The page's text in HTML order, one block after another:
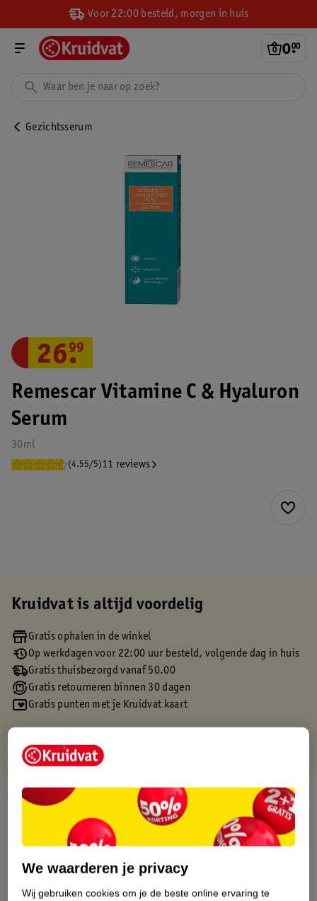
Voor 22:00 besteld, morgen in huis
0.
00
Gezichtsserum
Remescar Vitamine C & Hyaluron
Serum
30ml
(4.55/5)11 reviews
26.
99
Kruidvat is altijd voordelig
Gratis ophalen in de winkel
Op werkdagen voor 22:00 uur besteld, volgende dag in huis
Gratis thuisbezorgd vanaf 50.00
Gratis retourneren binnen 30 dagen
Gratis punten met je Kruidvat kaart
Over dit product
Productinformatie
Etiketinformatie
We waarderen je privacy
Wij gebruiken cookies om je de beste online ervaring te